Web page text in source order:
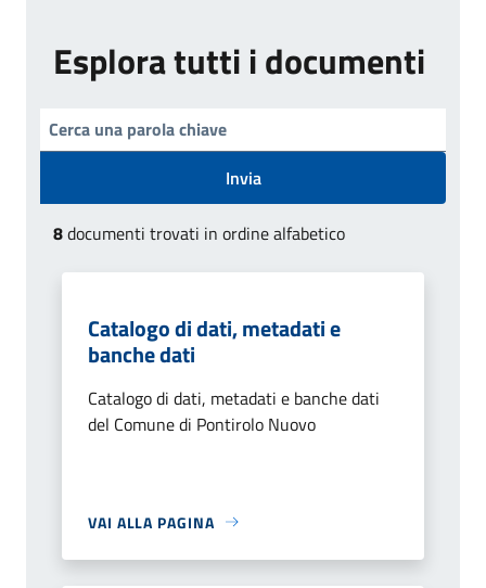
Esplora tutti i documenti
Invia
8documenti trovati in ordine alfabetico
Catalogo di dati, metadati e
banche dati
Catalogo di dati, metadati e banche dati
del Comune di Pontirolo Nuovo
VAI ALLA PAGINA